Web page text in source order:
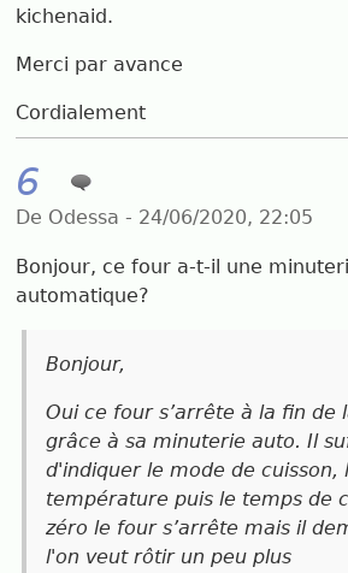
kichenaid.
Merci par avance
Cordialement
6
De Odessa - 24/06/2020, 22:05
Bonjour, ce four a-t-il une
automatique?
Bonjour,
Oui ce four s’arrête à la fin de
grâce à sa minuterie auto. Il
d'indiquer le mode de cuisson,
température puis le temps de
zéro le four s’arrête mais il
l'on veut rôtir un peu plus